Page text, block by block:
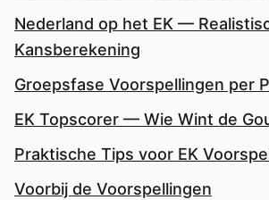
Nederland op het EK —
Kansberekening
Groepsfase Voorspellingen per
EK Topscorer — Wie Wint de
Praktische Tips voor EK
Voorbij de Voorspellingen